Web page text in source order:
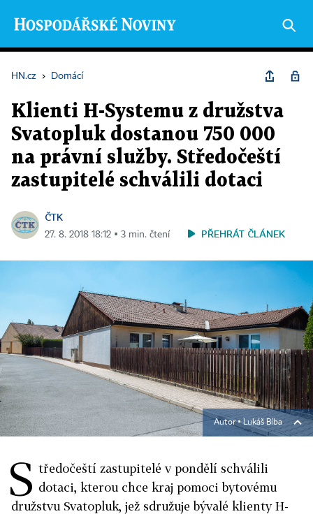
HN.cz › Domácí
Klienti H-Systemu z družstva
Svatopluk dostanou 750 000
na právní služby. Středočeští
zastupitelé schválili dotaci
ČTK
27. 8. 2018 18:12 ▪ 3 min. čtení PŘEHRÁT ČLÁNEK
Autor ▪Lukáš Bíba
S tředočeští zastupitelé v pondělí schválili
dotaci, kterou chce kraj pomoci bytovému
družstvu Svatopluk, jež sdružuje bývalé klienty H-